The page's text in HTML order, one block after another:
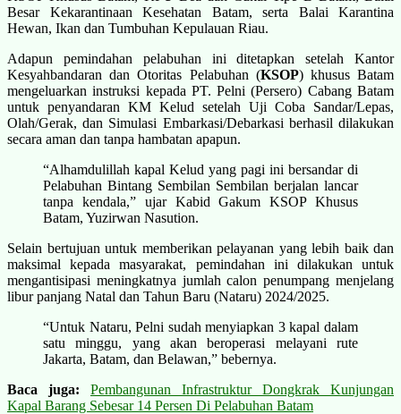
Besar Kekarantinaan Kesehatan Batam, serta Balai Karantina
Hewan, Ikan dan Tumbuhan Kepulauan Riau.
Adapun pemindahan pelabuhan ini ditetapkan setelah Kantor
Kesyahbandaran dan Otoritas Pelabuhan (KSOP) khusus Batam
mengeluarkan instruksi kepada PT. Pelni (Persero) Cabang Batam
untuk penyandaran KM Kelud setelah Uji Coba Sandar/Lepas,
Olah/Gerak, dan Simulasi Embarkasi/Debarkasi berhasil dilakukan
secara aman dan tanpa hambatan apapun.
“Alhamdulillah kapal Kelud yang pagi ini bersandar di
Pelabuhan Bintang Sembilan Sembilan berjalan lancar
tanpa kendala,” ujar Kabid Gakum KSOP Khusus
Batam, Yuzirwan Nasution.
Selain bertujuan untuk memberikan pelayanan yang lebih baik dan
maksimal kepada masyarakat, pemindahan ini dilakukan untuk
mengantisipasi meningkatnya jumlah calon penumpang menjelang
libur panjang Natal dan Tahun Baru (Nataru) 2024/2025.
“Untuk Nataru, Pelni sudah menyiapkan 3 kapal dalam
satu minggu, yang akan beroperasi melayani rute
Jakarta, Batam, dan Belawan,” bebernya.
Baca juga:
Pembangunan Infrastruktur Dongkrak Kunjungan
Kapal Barang Sebesar 14 Persen Di Pelabuhan Batam